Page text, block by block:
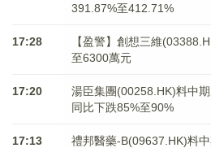
391.87%至412.71%
17:28
【盈警】創想三維
至6300萬元
17:20
湯臣集團(00258.HK)料中
同比下跌85%至90%
17:13
禮邦醫藥-B(09637.HK)料